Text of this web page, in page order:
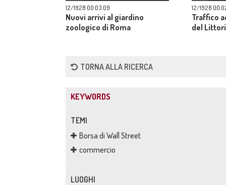
12/1928 00:03:09
Nuovi arrivi al giardino
zoologico di Roma
12/1928
Traffico
del
TORNA ALLA RICERCA
KEYWORDS
TEMI
Borsa di Wall Street
commercio
LUOGHI